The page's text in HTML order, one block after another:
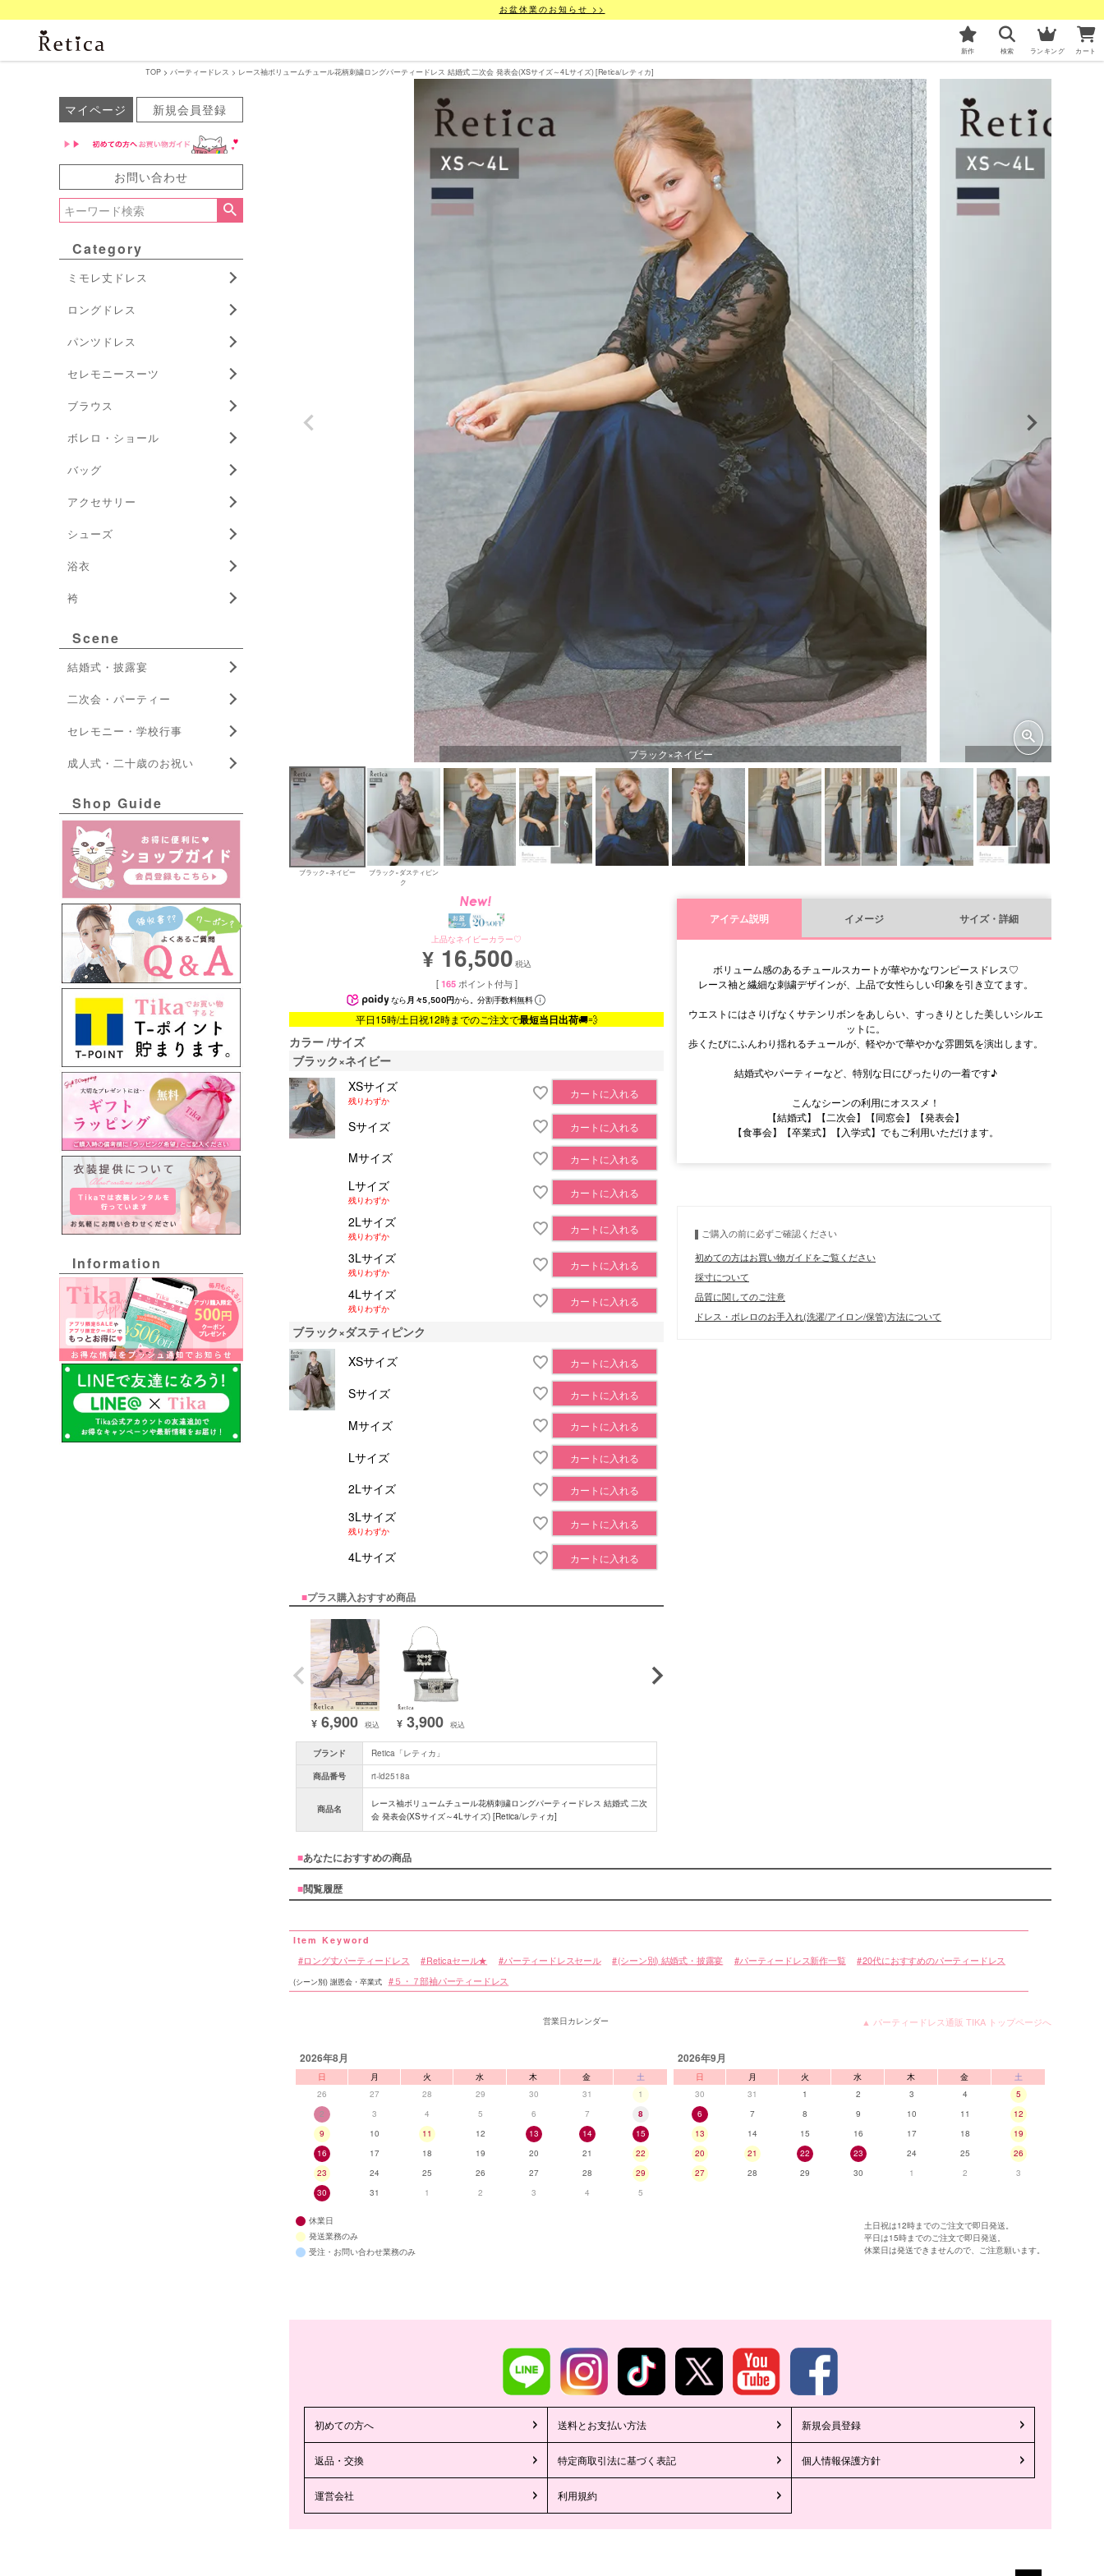
お盆休業のお知らせ >>
新作 検索 ランキング カート
TOP パーティードレス レース袖ボリュームチュール花柄刺繍ロングパーティードレス 結婚式 二次会 発表会(XSサイズ～4Lサイズ) [Retica/レティカ]
マイページ 新規会員登録
お問い合わせ
Category
ミモレ丈ドレス
ロングドレス
パンツドレス
セレモニースーツ
ブラウス
ボレロ・ショール
バッグ
アクセサリー
シューズ
浴衣
袴
Scene
結婚式・披露宴
二次会・パーティー
セレモニー・学校行事
成人式・二十歳のお祝い
Shop Guide
Information
ブラック×ネイビー
ブラック×ネイビー
ブラック×ダスティピン
ク
上品なネイビーカラー♡
¥ 16,500 税込
[ 165 ポイント付与 ]
なら 月々5,500円から。分割手数料無料
平日15時/土日祝12時までのご注文で最短当日出荷🚚💨
カラー サイズ
ブラック×ネイビー
XSサイズ
残りわずか
カートに入れる
Sサイズ カートに入れる
Mサイズ カートに入れる
Lサイズ
残りわずか
カートに入れる
2Lサイズ
残りわずか
カートに入れる
3Lサイズ
残りわずか
カートに入れる
4Lサイズ
残りわずか
カートに入れる
ブラック×ダスティピンク
XSサイズ
カートに入れる
Sサイズ カートに入れる
Mサイズ カートに入れる
Lサイズ カートに入れる
2Lサイズ カートに入れる
3Lサイズ
残りわずか
カートに入れる
4Lサイズ カートに入れる
■プラス購入おすすめ商品
¥ 6,900 税込 ¥ 3,900 税込
ブランド
Retica「レティカ」
商品番号
rt-ld2518a
商品名
レース袖ボリュームチュール花柄刺繍ロングパーティードレス 結婚式 二次
会 発表会(XSサイズ～4Lサイズ) [Retica/レティカ]
アイテム説明 イメージ サイズ・詳細
ボリューム感のあるチュールスカートが華やかなワンピースドレス♡
レース袖と繊細な刺繍デザインが、上品で女性らしい印象を引き立てます。
ウエストにはさりげなくサテンリボンをあしらい、すっきりとした美しいシルエ
ットに。
歩くたびにふんわり揺れるチュールが、軽やかで華やかな雰囲気を演出します。
結婚式やパーティーなど、特別な日にぴったりの一着です♪
こんなシーンの利用にオススメ！
【結婚式】【二次会】【同窓会】【発表会】
【食事会】【卒業式】【入学式】でもご利用いただけます。
ご購入の前に必ずご確認ください
初めての方はお買い物ガイドをご覧ください
採寸について
品質に関してのご注意
ドレス・ボレロのお手入れ(洗濯/アイロン/保管)方法について
■あなたにおすすめの商品
■閲覧履歴
ロング丈パーティードレス Reticaセール★ パーティードレスセール (シーン別) 結婚式・披露宴 パーティードレス新作一覧 20代におすすめのパーティードレス
(シーン別) 謝恩会・卒業式 ５・７部袖パーティードレス
▲ パーティードレス通販 TIKA トップページへ
営業日カレンダー
2026年8月
日 月 火 水 木 金
土
26
27 28 29 30 31
1
2
3 4 5 6 7
8
9
10 11 12 13 14
15
16
17 18 19 20 21
22
23
24 25 26 27 28
29
30
31 1 2 3 4 5
2026年9月
日 月 火 水 木 金
土
30
31 1 2 3 4
5
6
7 8 9 10 11
12
13
14 15 16 17 18
19
20
21 22 23 24 25
26
27
28 29 30 1 2 3
休業日
発送業務のみ
受注・お問い合わせ業務のみ
土日祝は12時までのご注文で即日発送。
平日は15時までのご注文で即日発送。
休業日は発送できませんので、ご注意願います。
初めての方へ 送料とお支払い方法 新規会員登録
返品・交換 特定商取引法に基づく表記 個人情報保護方針
運営会社 利用規約